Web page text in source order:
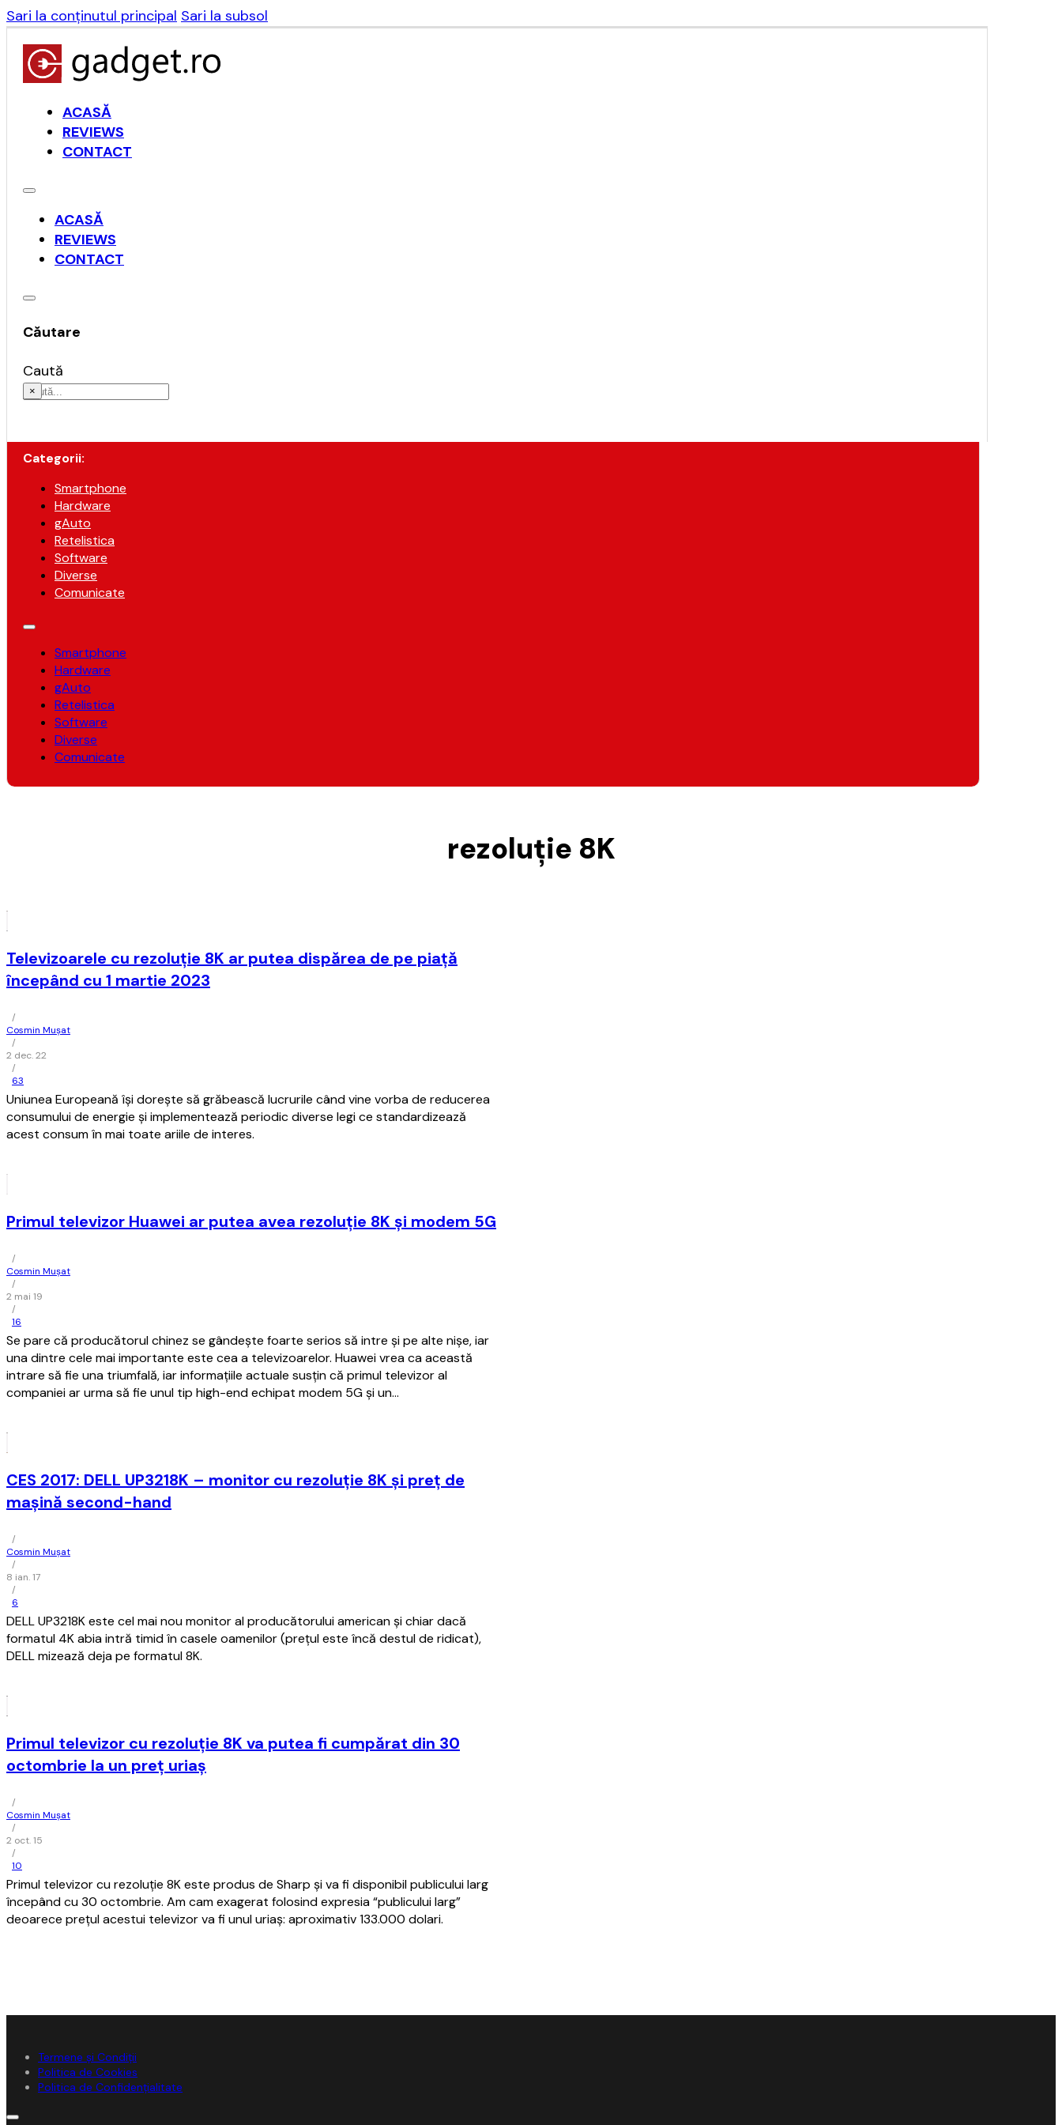
Sari la conținutul principal Sari la subsol
ACASĂ
REVIEWS
CONTACT
ACASĂ
REVIEWS
CONTACT
Căutare
Caută
×
Categorii:
Smartphone
Hardware
gAuto
Retelistica
Software
Diverse
Comunicate
Smartphone
Hardware
gAuto
Retelistica
Software
Diverse
Comunicate
rezoluţie 8K
Televizoarele cu rezoluţie 8K ar putea dispărea de pe piaţă
începând cu 1 martie 2023
/
Cosmin Mușat
/
2 dec. 22
/
63
Uniunea Europeană îşi doreşte să grăbească lucrurile când vine vorba de reducerea
consumului de energie şi implementează periodic diverse legi ce standardizează
acest consum în mai toate ariile de interes.
Primul televizor Huawei ar putea avea rezoluţie 8K şi modem 5G
/
Cosmin Mușat
/
2 mai 19
/
16
Se pare că producătorul chinez se gândeşte foarte serios să intre şi pe alte nişe, iar
una dintre cele mai importante este cea a televizoarelor. Huawei vrea ca această
intrare să fie una triumfală, iar informaţiile actuale susţin că primul televizor al
companiei ar urma să fie unul tip high-end echipat modem 5G şi un…
CES 2017: DELL UP3218K – monitor cu rezoluţie 8K şi preţ de
maşină second-hand
/
Cosmin Mușat
/
8 ian. 17
/
6
DELL UP3218K este cel mai nou monitor al producătorului american şi chiar dacă
formatul 4K abia intră timid în casele oamenilor (preţul este încă destul de ridicat),
DELL mizează deja pe formatul 8K.
Primul televizor cu rezoluţie 8K va putea fi cumpărat din 30
octombrie la un preţ uriaş
/
Cosmin Mușat
/
2 oct. 15
/
10
Primul televizor cu rezoluţie 8K este produs de Sharp şi va fi disponibil publicului larg
începând cu 30 octombrie. Am cam exagerat folosind expresia “publicului larg”
deoarece preţul acestui televizor va fi unul uriaş: aproximativ 133.000 dolari.
Termene și Condiții
Politica de Cookies
Politica de Confidențialitate